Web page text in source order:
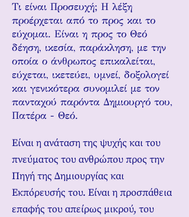
Τι είναι Προσευχή; Η λέξη
προέρχεται από το προς και το
εύχομαι. Είναι η προς το Θεό
δέηση, ικεσία, παράκληση, με την
οποία ο άνθρωπος επικαλείται,
εύχεται, ικετεύει, υμνεί, δοξολογεί
και γενικότερα συνομιλεί με τον
πανταχού παρόντα Δημιουργό του,
Πατέρα - Θεό.
Είναι η ανάταση της ψυχής και του
πνεύματος του ανθρώπου προς την
Πηγή της Δημιουργίας και
Εκπόρευσής του. Είναι η προσπάθεια
επαφής του απείρως μικρού, του